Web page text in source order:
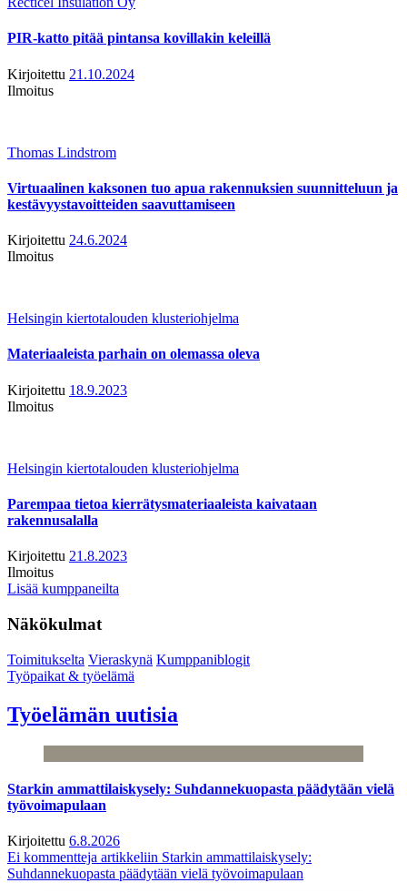
PIR-katto pitää pintansa kovillakin keleillä
Kirjoitettu 21.10.2024
Ilmoitus
Thomas Lindstrom
Virtuaalinen kaksonen tuo apua rakennuksien suunnitteluun ja
kestävyystavoitteiden saavuttamiseen
Kirjoitettu 24.6.2024
Ilmoitus
Helsingin kiertotalouden klusteriohjelma
Materiaaleista parhain on olemassa oleva
Kirjoitettu 18.9.2023
Ilmoitus
Helsingin kiertotalouden klusteriohjelma
Parempaa tietoa kierrätysmateriaaleista kaivataan
rakennusalalla
Kirjoitettu 21.8.2023
Ilmoitus
Lisää kumppaneilta
Näkökulmat
Toimitukselta Vieraskynä Kumppaniblogit
Työpaikat & työelämä
Työelämän uutisia
Starkin ammattilaiskysely: Suhdannekuopasta päädytään vielä
työvoimapulaan
Kirjoitettu 6.8.2026
Ei kommentteja artikkeliin Starkin ammattilaiskysely:
Suhdannekuopasta päädytään vielä työvoimapulaan